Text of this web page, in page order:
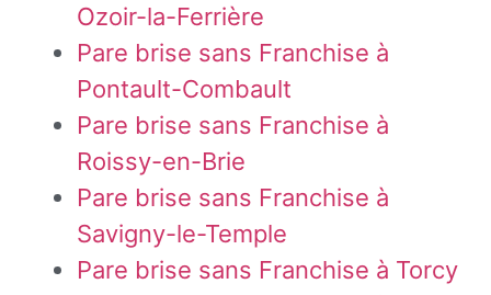
Ozoir-la-Ferrière
Pare brise sans Franchise à
Pontault-Combault
Pare brise sans Franchise à
Roissy-en-Brie
Pare brise sans Franchise à
Savigny-le-Temple
Pare brise sans Franchise à Torcy